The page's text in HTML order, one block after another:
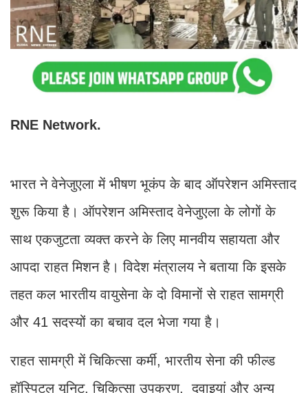
RNE Network.
भारत ने वेनेजुएला में भीषण भूकंप के बाद ऑपरेशन अमिस्ताद
शुरू किया है। ऑपरेशन अमिस्ताद वेनेजुएला के लोगों के
साथ एकजुटता व्यक्त करने के लिए मानवीय सहायता और
आपदा राहत मिशन है। विदेश मंत्रालय ने बताया कि इसके
तहत कल भारतीय वायुसेना के दो विमानों से राहत सामग्री
और 41 सदस्यों का बचाव दल भेजा गया है।
राहत सामग्री में चिकित्सा कर्मी, भारतीय सेना की फील्ड
हॉस्पिटल यूनिट, चिकित्सा उपकरण, दवाइयां और अन्य